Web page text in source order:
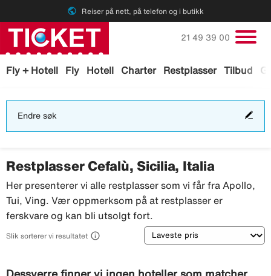
public Reiser på nett, på telefon og i butikk
Fly + Hotell Fly Hotell Charter Restplasser Tilbud
Ring oss på
21 49 39 00
Endre søk
Restplasser Cefalù, Sicilia, Italia
Her presenterer vi alle restplasser som vi får fra Apollo,
Tui, Ving. Vær oppmerksom på at restplasser er
ferskvare og kan bli utsolgt fort.
Slik sorterer vi resultatet  Sortering
Dessverre finner vi ingen hoteller som matcher